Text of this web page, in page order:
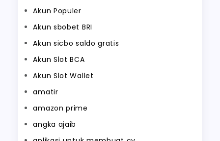
Akun Populer
Akun sbobet BRI
Akun sicbo saldo gratis
Akun Slot BCA
Akun Slot Wallet
amatir
amazon prime
angka ajaib